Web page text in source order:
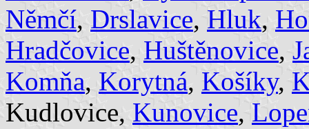
Němčí, Drslavice, Hluk,
Hradčovice, Huštěnovice,
Komňa, Korytná, Košíky,
Kudlovice, Kunovice,